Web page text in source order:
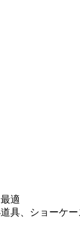
適
具、ショーケ